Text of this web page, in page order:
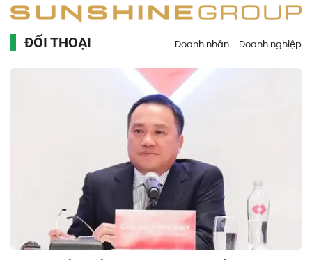
ĐỐI THOẠI Doanh nhân Doanh nghiệp